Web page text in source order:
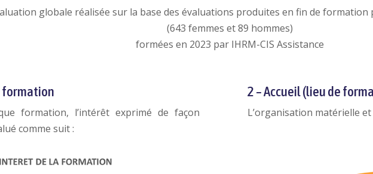
globale réalisée sur la base des évaluations produites en fin de formation
(643 femmes et 89 hommes)
formées en 2023 par IHRM-CIS Assistance
formation
formation, l’intérêt exprimé de façon
comme suit :
2 – Accueil (lieu de
L’organisation matérielle